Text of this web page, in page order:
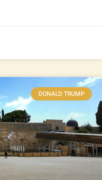
DONALD TRUMP